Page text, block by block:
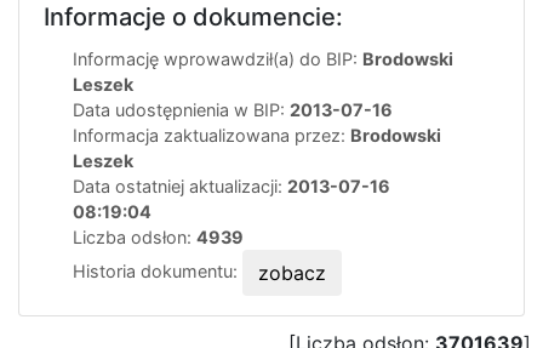
Informacje o dokumencie:
Informację wprowawdził(a) do BIP: Brodowski
Leszek
Data udostępnienia w BIP: 2013-07-16
Informacja zaktualizowana przez: Brodowski
Leszek
Data ostatniej aktualizacji: 2013-07-16
08:19:04
Liczba odsłon: 4939
Historia dokumentu:
zobacz
[Liczba odsłon: 3701639]